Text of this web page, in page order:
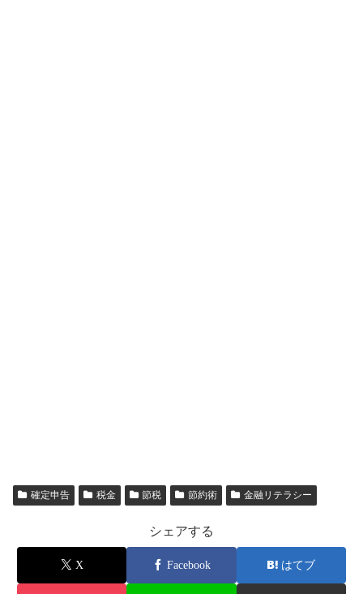
確定申告 税金 節税 節約術 金融リテラシー
シェアする
X Facebook はてブ